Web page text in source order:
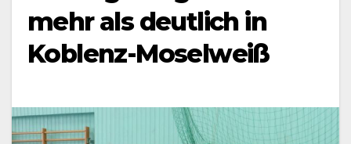
mehr als deutlich in
Koblenz-Moselweiß